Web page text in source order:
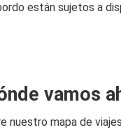
están sujetos a
vamos
nuestro mapa de